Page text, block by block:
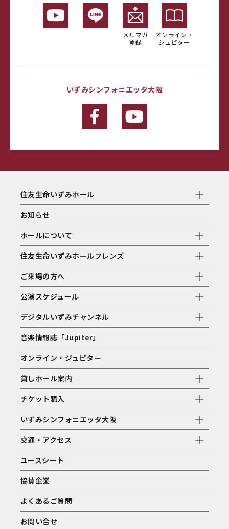
メルマガ
登録
オンライン・
ジュピター
いずみシンフォニエッタ大阪
住友生命いずみホール
お知らせ
ホールについて
住友生命いずみホールフレンズ
ご来場の方へ
公演スケジュール
デジタルいずみチャンネル
音楽情報誌「Jupiter」
オンライン・ジュピター
貸しホール案内
チケット購入
いずみシンフォニエッタ大阪
交通・アクセス
ユースシート
協賛企業
よくあるご質問
お問い合せ